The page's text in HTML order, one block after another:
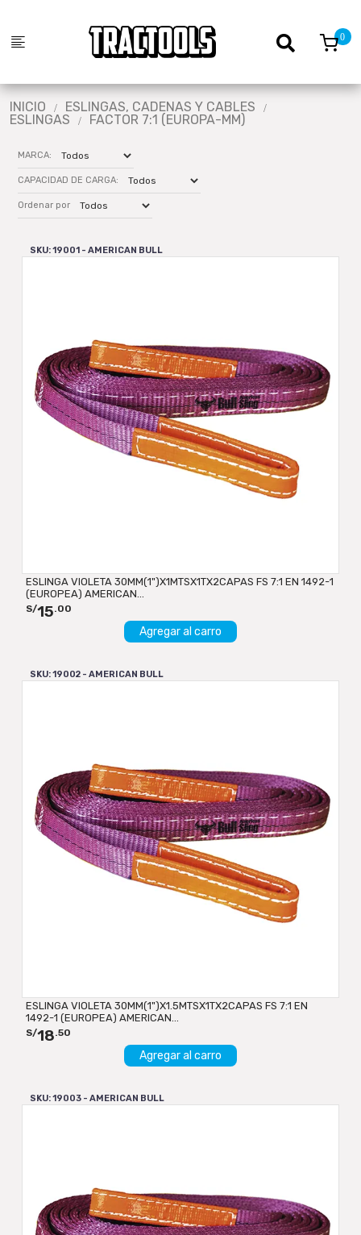
INICIO
ESLINGAS, CADENAS Y CABLES
ESLINGAS
FACTOR 7:1 (EUROPA-MM)
MARCA:
CAPACIDAD DE CARGA:
Ordenar por
SKU: 19001 - AMERICAN BULL
ESLINGA VIOLETA 30MM(1")X1MTSX1TX2CAPAS FS 7:1 EN 1492-1
(EUROPEA) AMERICAN...
S/15.00
Agregar al carro
SKU: 19002 - AMERICAN BULL
ESLINGA VIOLETA 30MM(1")X1.5MTSX1TX2CAPAS FS 7:1 EN
1492-1 (EUROPEA) AMERICAN...
S/18.50
Agregar al carro
SKU: 19003 - AMERICAN BULL